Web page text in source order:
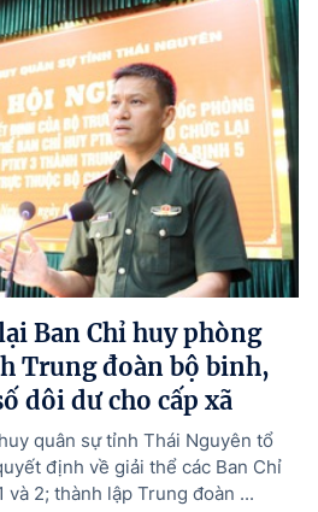
Ban Chỉ huy phòng
Trung đoàn bộ binh,
dôi dư cho cấp xã
quân sự tỉnh Thái Nguyên tổ
định về giải thể các Ban Chỉ
2; thành lập Trung đoàn ...